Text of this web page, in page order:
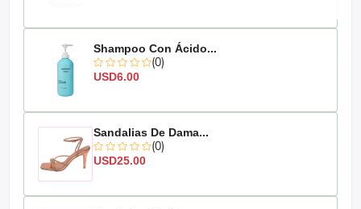
Shampoo Con Ácido...
(0)
USD6.00
Sandalias De Dama...
(0)
USD25.00